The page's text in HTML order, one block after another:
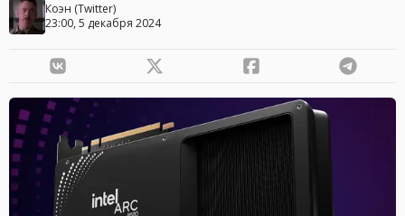
Коэн (Twitter)
23:00, 5 декабря 2024